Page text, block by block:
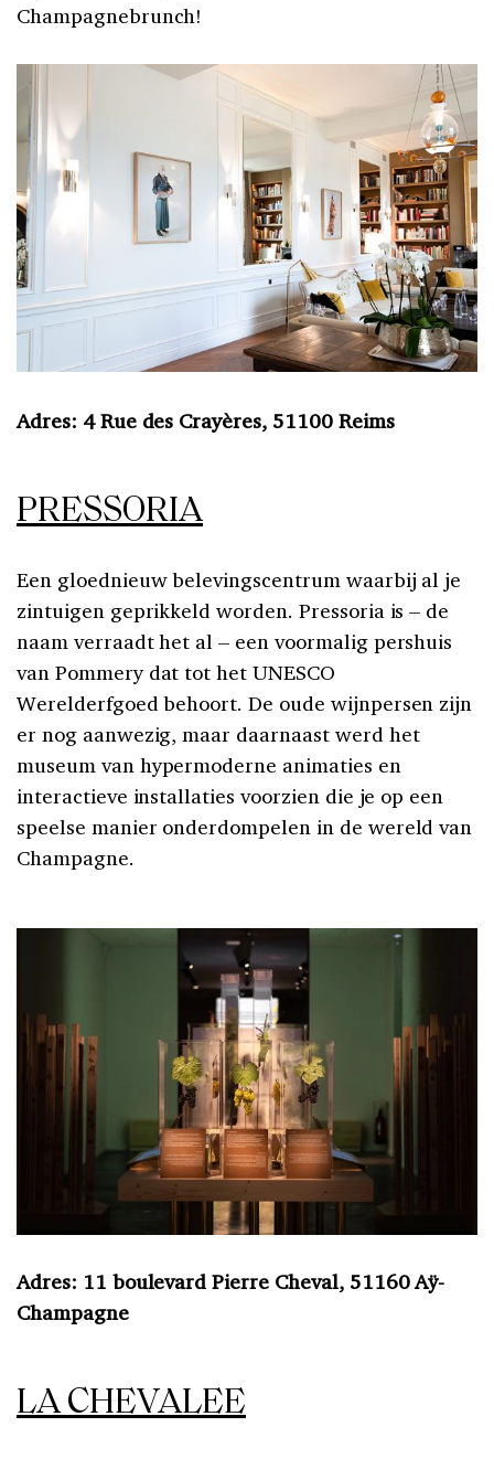
Champagnebrunch!
Adres: 4 Rue des Crayères, 51100 Reims
PRESSORIA
Een gloednieuw belevingscentrum waarbij al je
zintuigen geprikkeld worden. Pressoria is – de
naam verraadt het al – een voormalig pershuis
van Pommery dat tot het UNESCO
Werelderfgoed behoort. De oude wijnpersen zijn
er nog aanwezig, maar daarnaast werd het
museum van hypermoderne animaties en
interactieve installaties voorzien die je op een
speelse manier onderdompelen in de wereld van
Champagne.
Adres: 11 boulevard Pierre Cheval, 51160 Aÿ-
Champagne
LA CHEVALEE